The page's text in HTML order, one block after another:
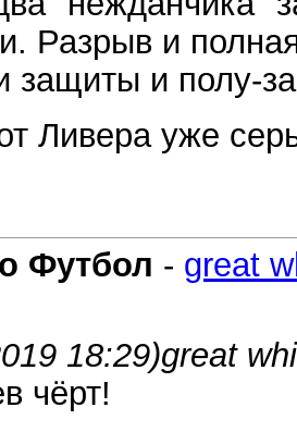
Разрыв и
защиты и полу-
Ливера уже
Футбол - great
18:29)great
чёрт!